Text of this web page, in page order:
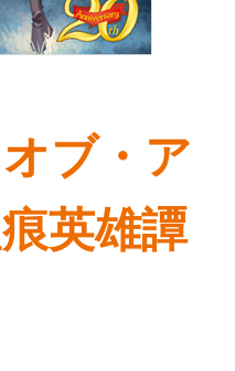
ブ・ア
英雄譚